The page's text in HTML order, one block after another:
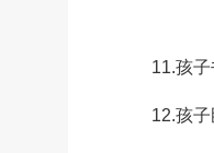
11.孩子书
12.孩子